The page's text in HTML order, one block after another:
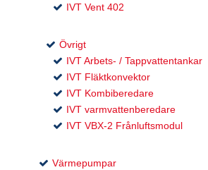
IVT Vent 402
Övrigt
IVT Arbets- / Tappvattentankar
IVT Fläktkonvektor
IVT Kombiberedare
IVT varmvattenberedare
IVT VBX-2 Frånluftsmodul
Värmepumpar